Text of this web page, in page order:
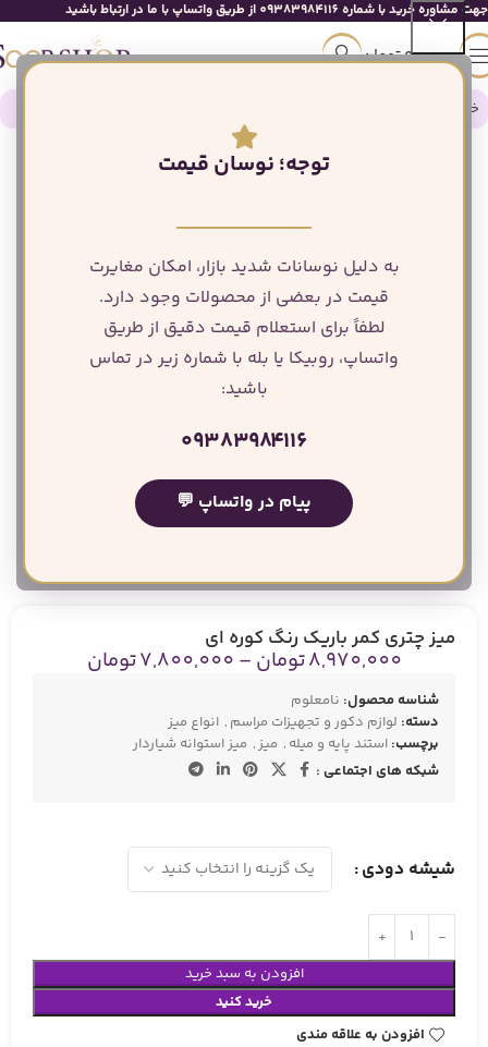
توجه؛ نوسان قیمت
به دلیل نوسانات شدید بازار، امکان مغایرت
قیمت در بعضی از محصولات وجود دارد.
لطفاً برای استعلام قیمت دقیق از طریق
واتساپ، روبیکا یا بله با شماره زیر در تماس
باشید:
۰۹۳۸۳۹۸۴۱۱۶
پیام در واتساپ 💬
جهت مشاوره خرید با شماره 09383984116 از طریق واتساپ با ما در ارتباط باشید
0تومان
خانه
میز چتری کمر باریک رنگ کوره ای
8,970,000تومان –
7,800,000تومان
شناسه محصول: نامعلوم
دسته: لوازم دکور و تجهیزات مراسم , انواع میز
برچسب: استند پایه و میله , میز, میز استوانه شیاردار
شبکه های اجتماعی :
شیشه دودی
افزودن به سبد خرید
خرید کنید
افزودن به علاقه مندی